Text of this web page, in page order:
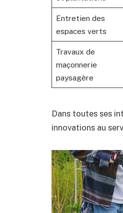
Entretien des
espaces verts
Travaux de
maçonnerie
paysagère
Dans toutes ses
innovations au